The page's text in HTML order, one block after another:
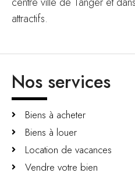
attractifs.
Nos services
Biens à acheter
Biens à louer
Location de vacances
Vendre votre bien